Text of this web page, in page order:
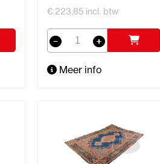
€ 223,85 incl. btw
Meer info